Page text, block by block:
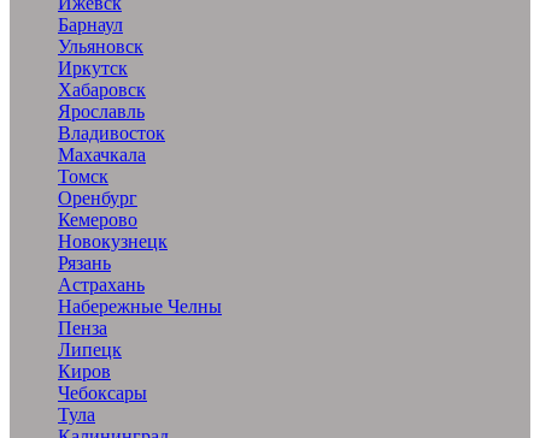
Барнаул
Ульяновск
Иркутск
Хабаровск
Ярославль
Владивосток
Махачкала
Томск
Оренбург
Кемерово
Новокузнецк
Рязань
Астрахань
Набережные Челны
Пенза
Липецк
Киров
Чебоксары
Тула